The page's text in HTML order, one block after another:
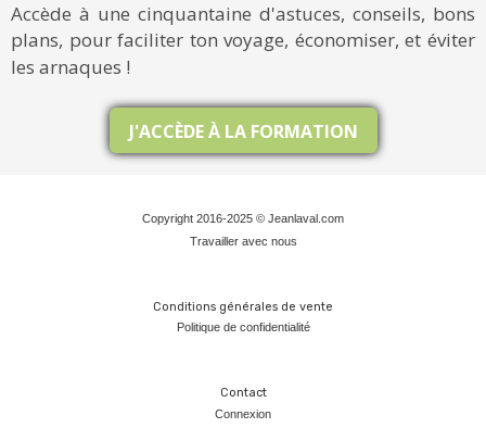
Accède à une cinquantaine d'astuces, conseils, bons
plans, pour faciliter ton voyage, économiser, et éviter
les arnaques !
J'ACCÈDE À LA FORMATION
Copyright 2016-2025 © Jeanlaval.com
Travailler avec nous
Conditions générales de vente
Politique de confidentialité
Contact
Connexion